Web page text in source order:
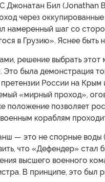
Джонатан Бил (Jonathan
через
намеренный шаг со
в Грузию». Яснее быть
решение выбрать
Это была демонстрация
России на Крым
«мирный проход»,
положение позволяет
кораблям
— это не спорные воды
что «Дефендер» стал
высшего военного
В принципе, это был